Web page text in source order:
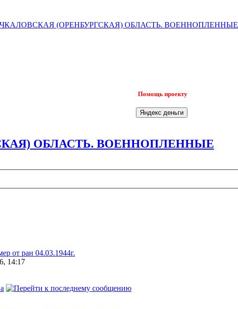
ЧКАЛОВСКАЯ (ОРЕНБУРГСКАЯ) ОБЛАСТЬ. ВОЕННОПЛЕННЫЕ
Помощь проекту
ОБЛАСТЬ. ВОЕННОПЛЕННЫЕ
ран 04.03.1944г.
14:17